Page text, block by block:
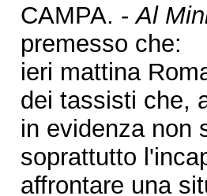
CAMPA. -Al
premesso che:
ieri mattina
dei tassisti che,
in evidenza non
soprattutto
affrontare una